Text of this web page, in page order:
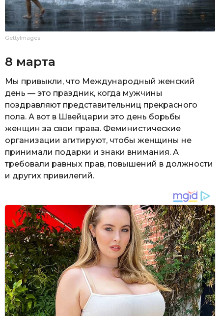
GettyImages
8 марта
Мы привыкли, что Международный женский
день — это праздник, когда мужчины
поздравляют представительниц прекрасного
пола. А вот в Швейцарии это день борьбы
женщин за свои права. Феминистические
организации агитируют, чтобы женщины не
принимали подарки и знаки внимания. А
требовали равных прав, повышений в должности
и других привилегий.